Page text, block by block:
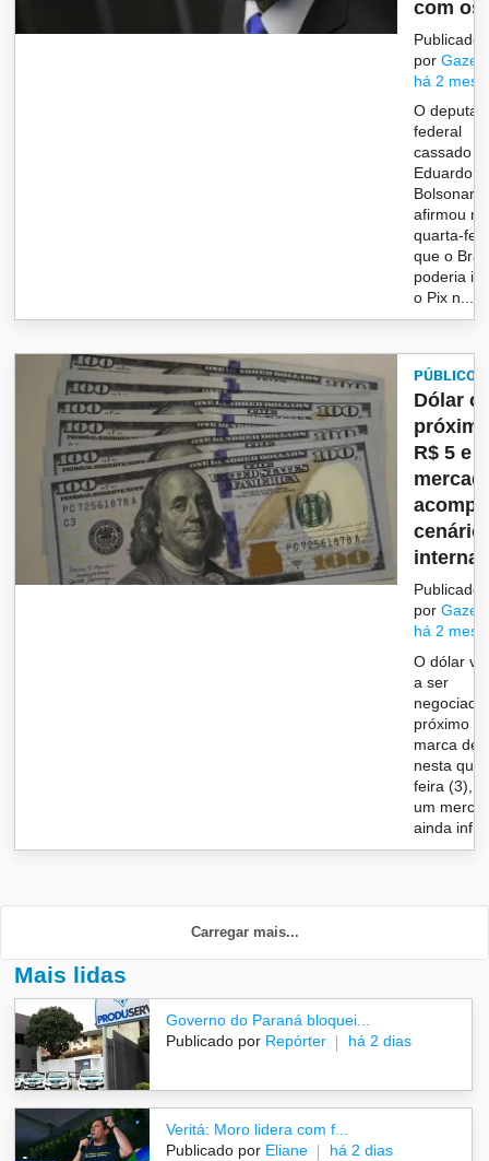
com
Publicado
por
há 2
O
federal
cassado
Eduardo
Bolsonaro
afirmou
quarta-
que o
poderia
o Pix n...
PÚBLICO
Dólar
R$ 5 e
cenário
Publicado
por
há 2
O dólar
a ser
negociado
próximo
marca de
nesta
feira (3),
um
ainda inf...
Carregar mais...
Mais lidas
Governo do Paraná bloquei...
Publicado por Repórter há 2 dias
Veritá: Moro lidera com f...
Publicado por Eliane há 2 dias